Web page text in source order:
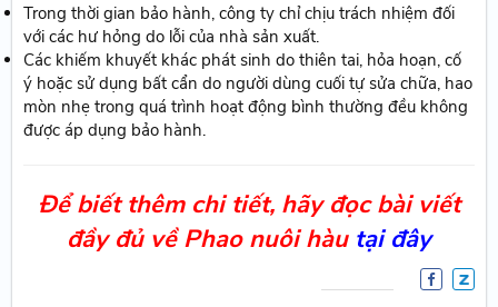
Trong thời gian bảo hành, công ty chỉ chịu trách nhiệm đối
với các hư hỏng do lỗi của nhà sản xuất.
Các khiếm khuyết khác phát sinh do thiên tai, hỏa hoạn, cố
ý hoặc sử dụng bất cẩn do người dùng cuối tự sửa chữa, hao
mòn nhẹ trong quá trình hoạt động bình thường đều không
được áp dụng bảo hành.
Để biết thêm chi tiết, hãy đọc bài viết
đầy đủ về Phao nuôi hàu tại đây